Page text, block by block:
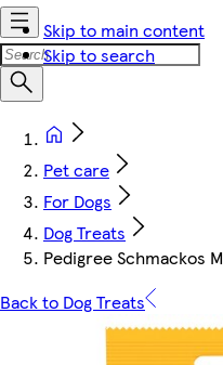
Skip to main content
Skip to search
Pet care
For Dogs
Dog Treats
Pedigree Schmackos
Back to Dog Treats